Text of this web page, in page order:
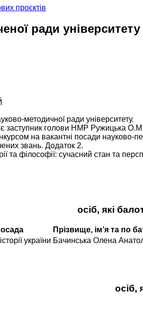
проєктів
ради
методичної ради університету.
заступник голови НМР Ружицька
на вакантні посади науково-
звань. Додаток 2.
та філософії: сучасний стан та
осіб, які
Прізвище, ім’я та по
україни Бачинська Олена
осіб,